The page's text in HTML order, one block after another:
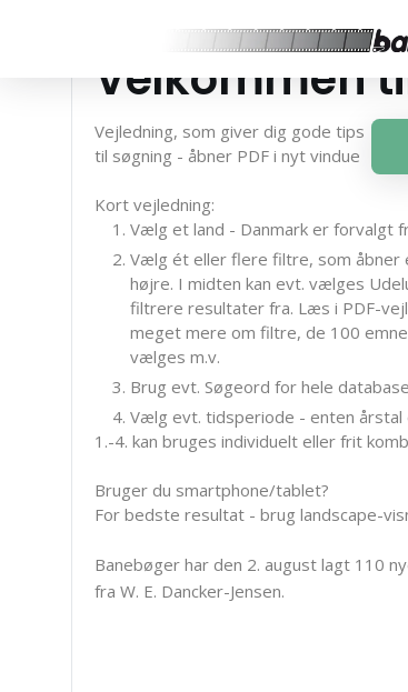
Velkommen
Vejledning, som giver dig gode tips
til søgning - åbner PDF i nyt vindue
Kort vejledning:
Vælg et land - Danmark er forvalgt
Vælg ét eller flere filtre, som åbner
højre. I midten kan evt. vælges
filtrere resultater fra. Læs i PDF-
meget mere om filtre, de 100
vælges m.v.
Brug evt. Søgeord for hele
Vælg evt. tidsperiode - enten årstal
1.-4. kan bruges individuelt eller frit
Bruger du smartphone/tablet?
For bedste resultat - brug landscape-
Banebøger har den 2. august lagt 110
fra W. E. Dancker-Jensen.